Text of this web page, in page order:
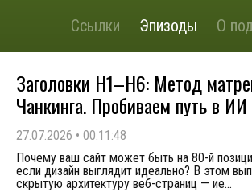
Ссылки Эпизоды О
Заголовки H1–H6: Метод
Чанкинга. Пробиваем путь в
27.07.2026 • 00:11:48
Почему ваш сайт может быть на 80-й
если дизайн выглядит идеально? В этом
скрытую архитектуру веб-страниц — ие...